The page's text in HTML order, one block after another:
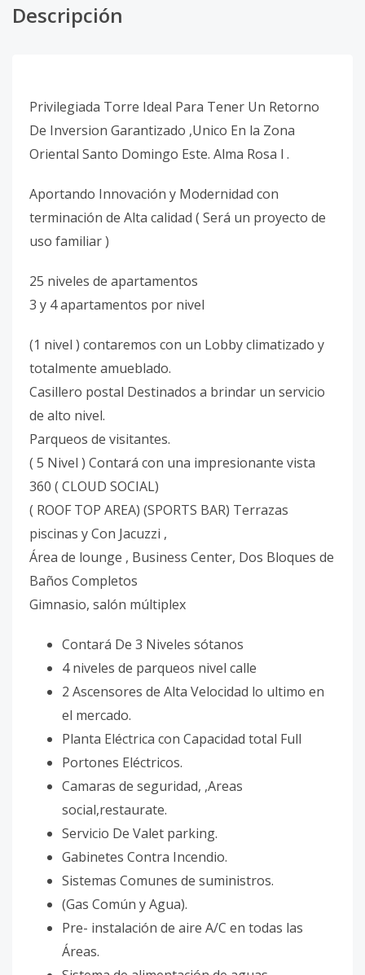
Descripción
Privilegiada Torre Ideal Para Tener Un Retorno
De Inversion Garantizado ,Unico En la Zona
Oriental Santo Domingo Este. Alma Rosa l .
Aportando Innovación y Modernidad con
terminación de Alta calidad ( Será un proyecto de
uso familiar )
25 niveles de apartamentos
3 y 4 apartamentos por nivel
(1 nivel ) contaremos con un Lobby climatizado y
totalmente amueblado.
Casillero postal Destinados a brindar un servicio
de alto nivel.
Parqueos de visitantes.
( 5 Nivel ) Contará con una impresionante vista
360 ( CLOUD SOCIAL)
( ROOF TOP AREA) (SPORTS BAR) Terrazas
piscinas y Con Jacuzzi ,
Área de lounge , Business Center, Dos Bloques de
Baños Completos
Gimnasio, salón múltiplex
Contará De 3 Niveles sótanos
4 niveles de parqueos nivel calle
2 Ascensores de Alta Velocidad lo ultimo en
el mercado.
Planta Eléctrica con Capacidad total Full
Portones Eléctricos.
Camaras de seguridad, ,Areas
social,restaurate.
Servicio De Valet parking.
Gabinetes Contra Incendio.
Sistemas Comunes de suministros.
(Gas Común y Agua).
Pre- instalación de aire A/C en todas las
Áreas.